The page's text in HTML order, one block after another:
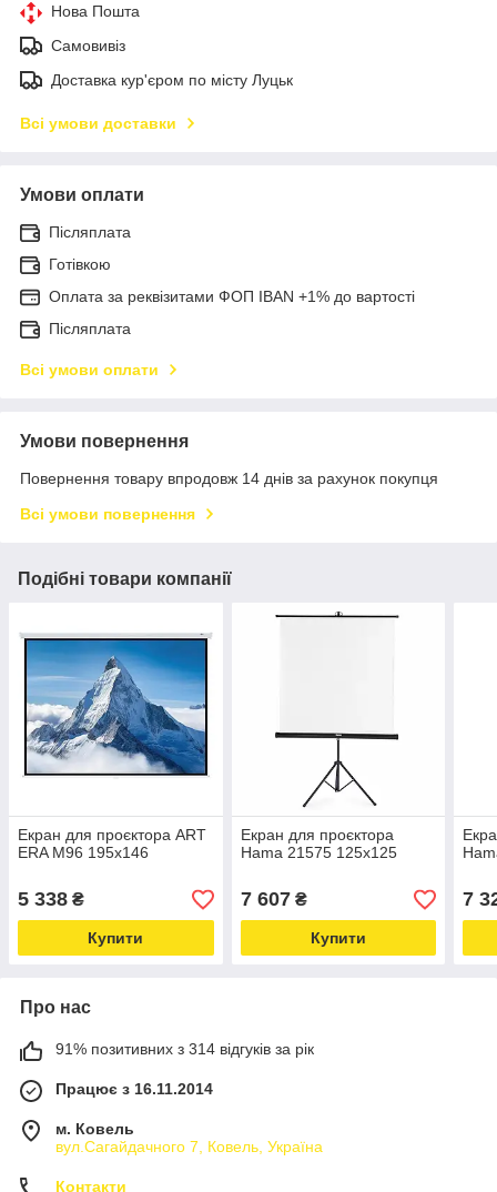
Нова Пошта
Самовивіз
Доставка кур'єром по місту Луцьк
Всі умови доставки
Умови оплати
Післяплата
Готівкою
Оплата за реквізитами ФОП IBAN +1% до вартості
Післяплата
Всі умови оплати
Умови повернення
Повернення товару впродовж 14 днів за рахунок покупця
Всі умови повернення
Подібні товари компанії
Екран для проєктора ART
ERA M96 195x146
5 338 ₴
Купити
Екран для проєктора
Hama 21575 125x125
7 607₴
Купити
7
Про нас
91% позитивних з 314 відгуків за рік
Працює з 16.11.2014
м. Ковель
вул.Сагайдачного 7, Ковель, Україна
Контакти